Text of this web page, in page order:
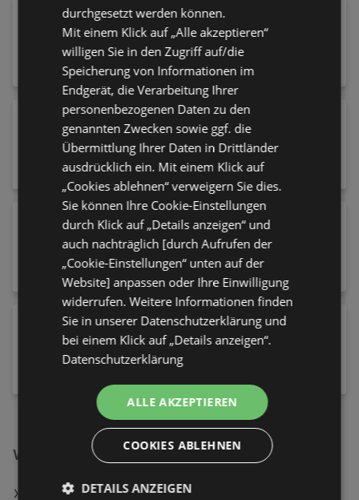
Hochflorteppich 160 cm Sydney Schwarz
53,52 €
Raumteiler in Holzwerkstoff
89,90 €
Hängeleuchte Manderline 45/150 cm
99,90 €
Gewürzmühle 6,2/15 cm
29,99 €
Weiterführende Links
Gewürzmühle 10,5 cm
durchgesetzt werden können.
Mit einem Klick auf „Alle akzeptieren“
willigen Sie in den Zugriff auf/die
Speicherung von Informationen im
Endgerät, die Verarbeitung Ihrer
personenbezogenen Daten zu den
genannten Zwecken sowie ggf. die
Übermittlung Ihrer Daten in Drittländer
ausdrücklich ein. Mit einem Klick auf
„Cookies ablehnen“ verweigern Sie dies.
Sie können Ihre Cookie-Einstellungen
durch Klick auf „Details anzeigen“ und
auch nachträglich [durch Aufrufen der
„Cookie-Einstellungen“ unten auf der
Website] anpassen oder Ihre Einwilligung
widerrufen. Weitere Informationen finden
Sie in unserer Datenschutzerklärung und
bei einem Klick auf „Details anzeigen“.
Datenschutzerklärung
ALLE AKZEPTIEREN
COOKIES ABLEHNEN
DETAILS ANZEIGEN